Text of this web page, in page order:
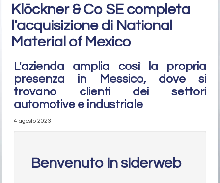
Klöckner & Co SE completa
l'acquisizione di National
Material of Mexico
L'azienda amplia così la propria
presenza in Messico, dove si
trovano clienti dei settori
automotive e industriale
4 agosto 2023
Benvenuto in siderweb